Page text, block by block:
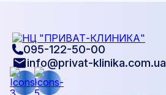
095-122-50-00
info@privat-klinika.com.ua